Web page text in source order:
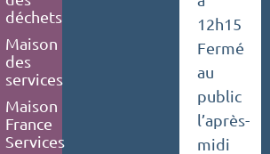
déchets
Maison
des
services
Maison
France
Services
12h15
Fermé
au
public
l’après-
midi